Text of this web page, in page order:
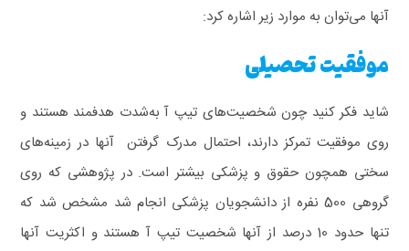
آنها می‌توان به موارد زیر اشاره کرد:
موفقیت تحصیلی
شاید فکر کنید چون شخصیت‌های تیپ آ به‌شدت هدفمند هستند و
روی موفقیت تمرکز دارند، احتمال مدرک گرفتن آنها در زمینه‌های
سختی همچون حقوق و پزشکی بیشتر است. در پژوهشی که روی
گروهی 500 نفره از دانشجویان پزشکی انجام شد مشخص شد که
تنها حدود 10 درصد از آنها شخصیت تیپ آ هستند و اکثریت آنها